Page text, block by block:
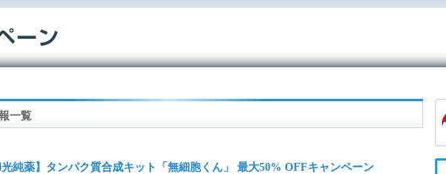
一覧
光純薬】タンパク質合成キット「無細胞くん」 最大50% OFFキャンペーン